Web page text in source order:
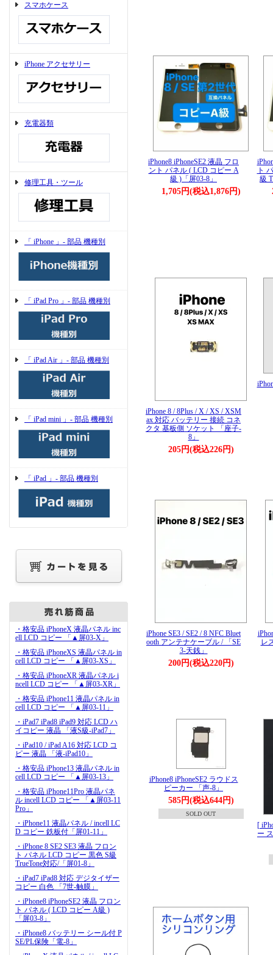
スマホケース
iPhone アクセサリー
充電器類
修理工具・ツール
「 iPhone 」- 部品 機種別
「 iPad Pro 」- 部品 機種別
「 iPad Air 」- 部品 機種別
「 iPad mini 」- 部品 機種別
「 iPad 」- 部品 機種別
・格安品 iPhoneX 液晶パネル inc
ell LCD コピー 「▲屏03-X」
・格安品 iPhoneXS 液晶パネル in
cell LCD コピー 「▲屏03-XS」
・格安品 iPhoneXR 液晶パネル i
ncell LCD コピー 「▲屏03-XR」
・格安品 iPhone11 液晶パネル in
cell LCD コピー 「▲屏03-11」
・iPad7 iPad8 iPad9 対応 LCD ハ
イコピー 液晶 「液S級-iPad7」
・iPad10 / iPad A16 対応 LCD コ
ピー 液晶 「液-iPad10」
・格安品 iPhone13 液晶パネル in
cell LCD コピー 「▲屏03-13」
・格安品 iPhone11Pro 液晶パネ
ル incell LCD コピー 「▲屏03-11
Pro」
・iPhone11 液晶パネル / incell LC
D コピー 鉄板付「屏01-11」
・iPhone 8 SE2 SE3 液晶 フロン
ト パネル LCD コピー 黒色 S級
TrueTone対応/「屏01-8」
・iPad7 iPad8 対応 デジタイザー
コピー 白色 「7世-触膜」
・iPhone8 iPhoneSE2 液晶 フロン
ト パネル ( LCD コピー A級 )
「屏03-8」
・iPhone8 バッテリー シール付 P
SE/PL保険「電-8」
iPhone8 iPhoneSE2 液晶 フロ
ント パネル ( LCD コピー A
級 )「屏03-8」
1,705円(税込1,876円)
ト
級
iPhone 8 / 8Plus / X / XS / XSM
ax 対応 バッテリー 接続 コネ
クタ 基板側 ソケット 「座子-
8」
205円(税込226円)
iPhone SE3 / SE2 / 8 NFC Bluet
ooth アンテナケーブル / 「SE
3-天銭」
200円(税込220円)
レ
iPhone8 iPhoneSE2 ラウドス
ピーカー 「声-8」
585円(税込644円)
SOLD OUT
[
ー